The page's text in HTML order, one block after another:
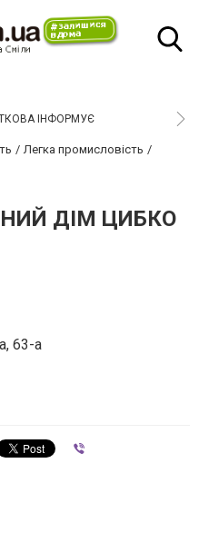
ІНФОРМУЄ
Легка промисловість
ДІМ ЦИБКО
63-а